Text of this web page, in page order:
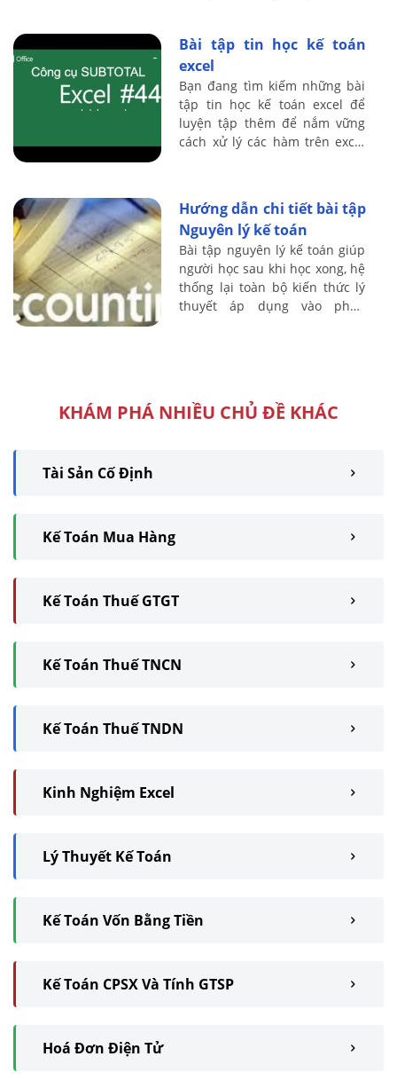
Bài tập tin học kế toán
excel
Bạn đang tìm kiếm những bài
tập tin học kế toán excel để
luyện tập thêm để nắm vững
cách xử lý các hàm trên excel
Hướng dẫn chi tiết bài tập
Nguyên lý kế toán
Bài tập nguyên lý kế toán giúp
người học sau khi học xong, hệ
thống lại toàn bộ kiến thức lý
thuyết áp dụng vào phần
KHÁM PHÁ NHIỀU CHỦ ĐỀ KHÁC
Tài Sản Cố Định
Kế Toán Mua Hàng
Kế Toán Thuế GTGT
Kế Toán Thuế TNCN
Kế Toán Thuế TNDN
Kinh Nghiệm Excel
Lý Thuyết Kế Toán
Kế Toán Vốn Bằng Tiền
Kế Toán CPSX Và Tính GTSP
Hoá Đơn Điện Tử